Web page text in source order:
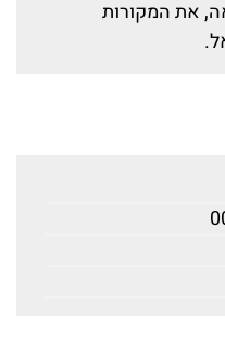
את המקורות